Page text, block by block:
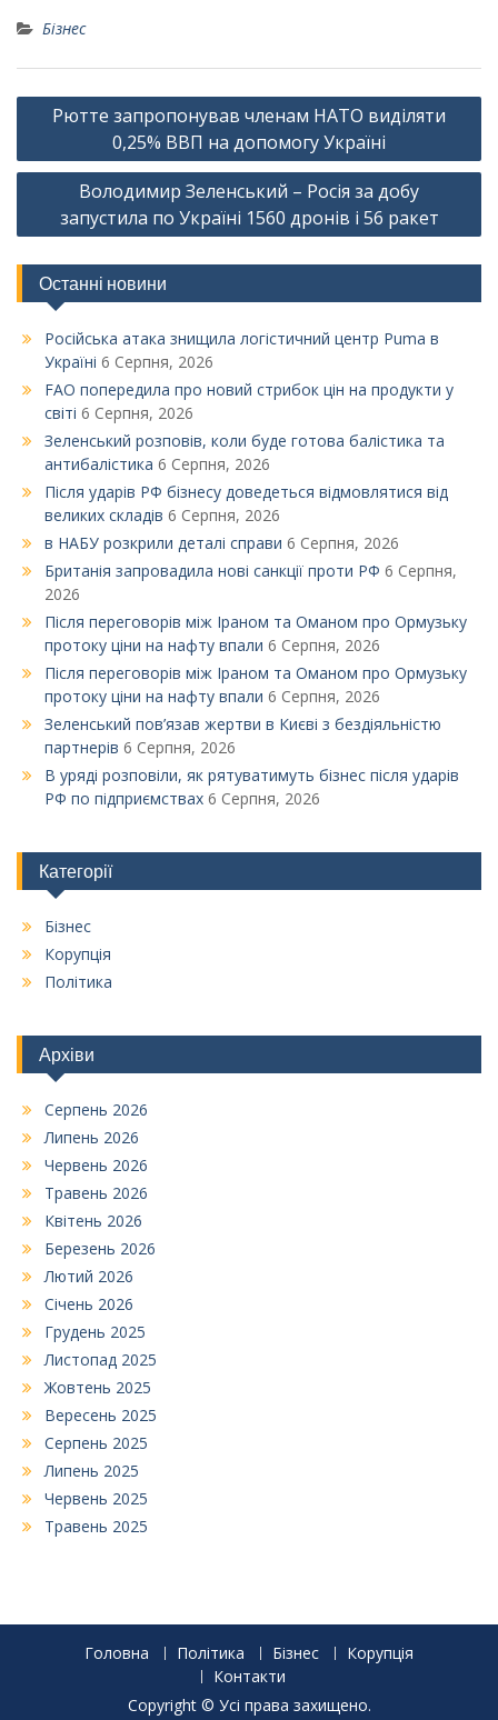
Бізнес
Навігація
Рютте запропонував членам НАТО виділяти
0,25% ВВП на допомогу Україні
Володимир Зеленський – Росія за добу
запустила по Україні 1560 дронів і 56 ракет
Останні новини
Російська атака знищила логістичний центр Puma в
Україні 6 Серпня, 2026
FAO попередила про новий стрибок цін на продукти у
світі 6 Серпня, 2026
Зеленський розповів, коли буде готова балістика та
антибалістика 6 Серпня, 2026
Після ударів РФ бізнесу доведеться відмовлятися від
великих складів 6 Серпня, 2026
в НАБУ розкрили деталі справи 6 Серпня, 2026
Британія запровадила нові санкції проти РФ 6 Серпня,
2026
Після переговорів між Іраном та Оманом про Ормузьку
протоку ціни на нафту впали 6 Серпня, 2026
Після переговорів між Іраном та Оманом про Ормузьку
протоку ціни на нафту впали 6 Серпня, 2026
Зеленський пов’язав жертви в Києві з бездіяльністю
партнерів 6 Серпня, 2026
В уряді розповіли, як рятуватимуть бізнес після ударів
РФ по підприємствах 6 Серпня, 2026
Категорії
Бізнес
Корупція
Політика
Архіви
Серпень 2026
Липень 2026
Червень 2026
Травень 2026
Квітень 2026
Березень 2026
Лютий 2026
Січень 2026
Грудень 2025
Листопад 2025
Жовтень 2025
Вересень 2025
Серпень 2025
Липень 2025
Червень 2025
Травень 2025
Головна Політика Бізнес
Корупція
Контакти
Copyright © Усі права захищено.